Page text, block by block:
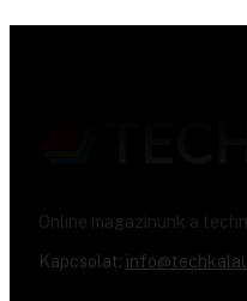
Online magazinunk a
Kapcsolat: